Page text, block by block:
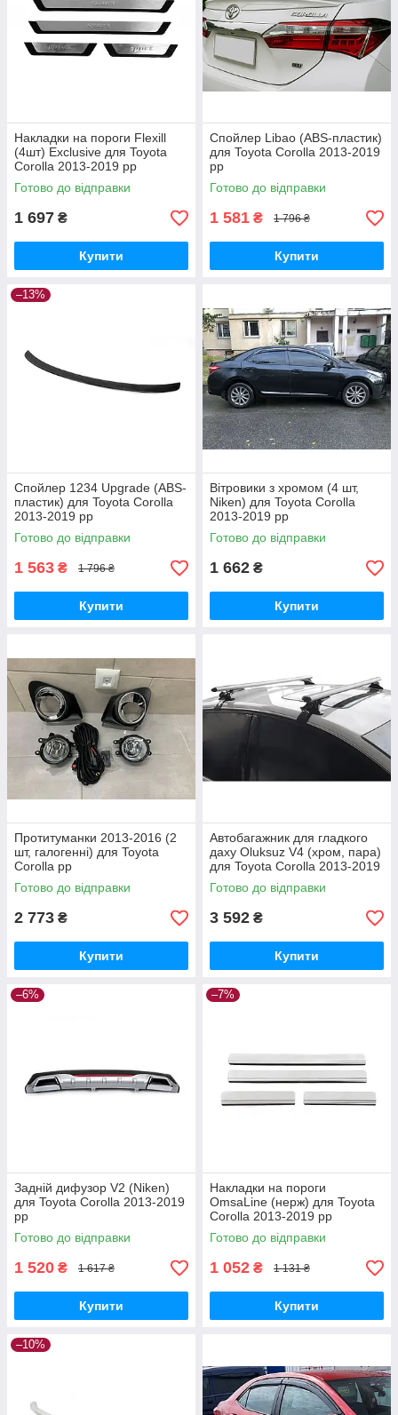
Накладки на пороги Flexill
(4шт) Exclusive для Toyota
Corolla 2013-2019 рр
Готово до відправки
1 697 ₴
Купити
Спойлер Libao (ABS-пластик)
для Toyota Corolla 2013-2019
рр
Готово до відправки
1 581 ₴ 1 796 ₴
Купити
–13%
Спойлер 1234 Upgrade (ABS-
пластик) для Toyota Corolla
2013-2019 рр
Готово до відправки
1 563 ₴ 1 796 ₴
Купити
Вітровики з хромом (4 шт,
Niken) для Toyota Corolla
2013-2019 рр
Готово до відправки
1 662 ₴
Купити
Протитуманки 2013-2016 (2
шт, галогенні) для Toyota
Corolla рр
Готово до відправки
2 773 ₴
Купити
Автобагажник для гладкого
даху Oluksuz V4 (хром, пара)
для Toyota Corolla 2013-2019
рр
Готово до відправки
3 592 ₴
Купити
–6%
Задній дифузор V2 (Niken)
для Toyota Corolla 2013-2019
рр
Готово до відправки
1 520 ₴ 1 617 ₴
Купити
–7%
Накладки на пороги
OmsaLine (нерж) для Toyota
Corolla 2013-2019 рр
Готово до відправки
1 052 ₴ 1 131 ₴
Купити
–10%